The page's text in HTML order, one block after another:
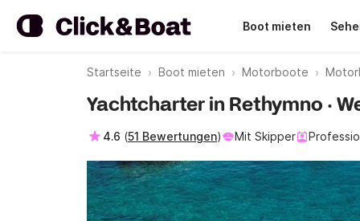
Boot mieten
Startseite Boot mieten Motorboote
Yachtcharter in Rethymno ·
4.6 (51 Bewertungen) Mit Skipper